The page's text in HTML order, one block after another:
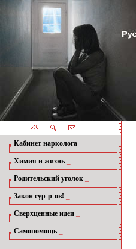
Кабинет нарколога
Химия и жизнь
Родительский уголок
Закон сур-р-ов!
Сверхценные идеи
Самопомощь